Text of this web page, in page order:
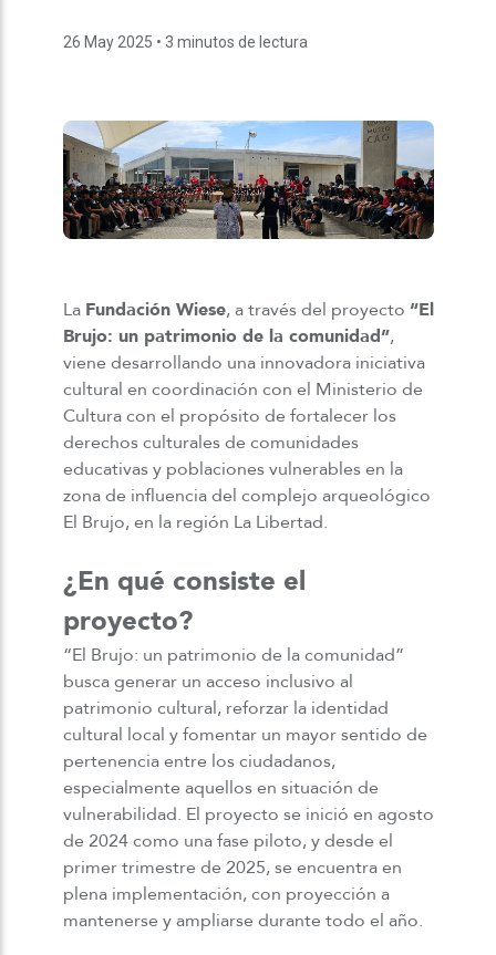
26 May 2025 • 3 minutos de lectura
La Fundación Wiese, a través del proyecto “El
Brujo: un patrimonio de la comunidad”,
viene desarrollando una innovadora iniciativa
cultural en coordinación con el Ministerio de
Cultura con el propósito de fortalecer los
derechos culturales de comunidades
educativas y poblaciones vulnerables en la
zona de influencia del complejo arqueológico
El Brujo, en la región La Libertad.
¿En qué consiste el
proyecto?
“El Brujo: un patrimonio de la comunidad”
busca generar un acceso inclusivo al
patrimonio cultural, reforzar la identidad
cultural local y fomentar un mayor sentido de
pertenencia entre los ciudadanos,
especialmente aquellos en situación de
vulnerabilidad. El proyecto se inició en agosto
de 2024 como una fase piloto, y desde el
primer trimestre de 2025, se encuentra en
plena implementación, con proyección a
mantenerse y ampliarse durante todo el año.